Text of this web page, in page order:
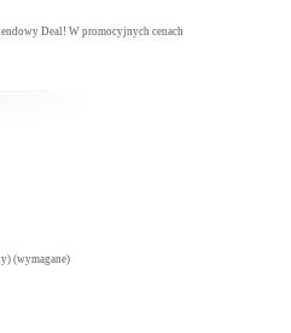
Deal! W promocyjnych cenach
(wymagane)